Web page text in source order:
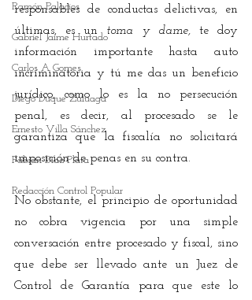
Ramón Palacios
Gabriel Jaime Hurtado
Carlos A Gomes
Diego Duque Zuluaga
Ernesto Villa Sánchez
Fabián Díaz Plata
Redacción Control Popular
responsables de conductas delictivas, en
últimas, es un toma y dame, te doy
información importante hasta auto
incriminatoria y tú me das un beneficio
jurídico, como lo es la no persecución
penal, es decir, al procesado se le
garantiza que la fiscalía no solicitará
imposición de penas en su contra.
No obstante, el principio de oportunidad
no cobra vigencia por una simple
conversación entre procesado y fiscal, sino
que debe ser llevado ante un Juez de
Control de Garantía para que este lo